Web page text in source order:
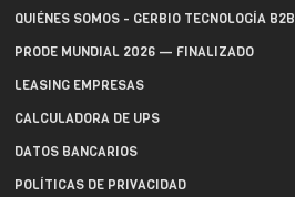
QUIÉNES SOMOS - GERBIO TECNOLOGÍA B2B
PRODE MUNDIAL 2026 — FINALIZADO
LEASING EMPRESAS
CALCULADORA DE UPS
DATOS BANCARIOS
POLÍTICAS DE PRIVACIDAD